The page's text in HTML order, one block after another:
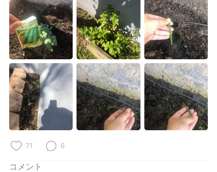
Indonesia Italiano
Türkçe Tiếng Việt
Português
71 6
コメント